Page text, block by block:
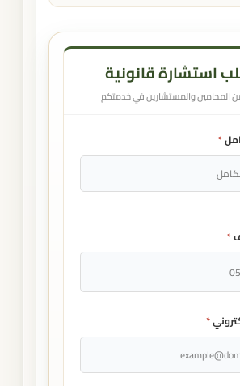
استشارة قانونية
المحامين والمستشارين في خدمتكم
*
*
*